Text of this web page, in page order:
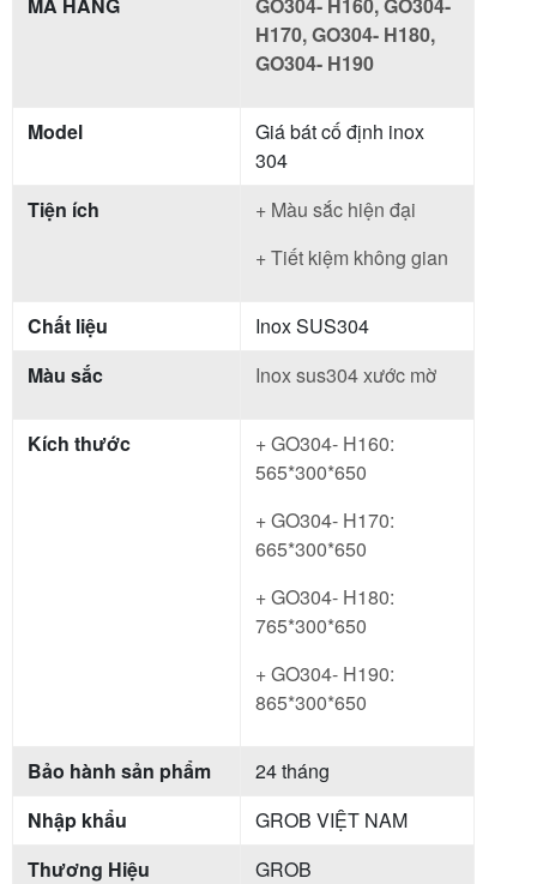
H170, GO304- H180,
GO304- H190
Model
Giá bát cố định inox
304
Tiện ích
+ Màu sắc hiện đại
+ Tiết kiệm không gian
Chất liệu
Inox SUS304
Màu sắc
Inox sus304 xước mờ
Kích thước
+ GO304- H160:
565*300*650
+ GO304- H170:
665*300*650
+ GO304- H180:
765*300*650
+ GO304- H190:
865*300*650
Bảo hành sản phẩm
24 tháng
Nhập khẩu
GROB VIỆT NAM
Thương Hiệu
GROB